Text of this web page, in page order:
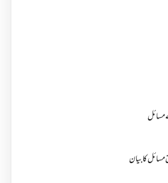
مسائل کا بیان